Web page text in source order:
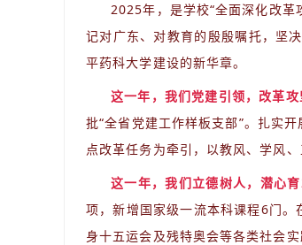
2025年，是学校“全面深化改革
记对广东、对教育的殷殷嘱托，坚
平药科大学建设的新华章。
这一年，我们党建引领，改革
批“全省党建工作样板支部”。扎实
点改革任务为牵引，以教风、学风
这一年，我们立德树人，潜心育
项，新增国家级一流本科课程6门。
身十五运会及残特奥会等各类社会